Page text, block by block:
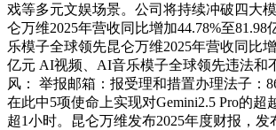
戏等多元文娱场景。公司将持续冲破四大
仑万维2025年营收同比增加44.78%至
乐模子全球领先昆仑万维2025年营收同比
亿元 AI视频、AI音乐模子全球领先违法和
风： 举报邮箱：报受理和措置办理法子：
在此中5项使命上实现对Gemini2.5 Pro的超
超1小时。昆仑万维发布2025年度财报，发